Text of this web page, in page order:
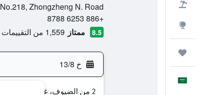
No.218, Zhongzheng N. Road, , مدينة تاينان, Tainan, تايوان
+886 6253 8788
8.5 ممتاز 1,559 من التقييمات تم التحقق منها
خ 13/8
2 من الضيوف، غرفة واحدة